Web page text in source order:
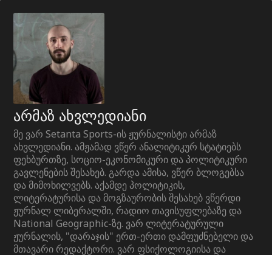
არმაზ ახვლედიანი
მე ვარ Setanta Sports-ის ჟურნალისტი არმაზ
ახვლედიანი. ამჟამად ვწერ ანალიტიკურ სტატიებს
ფეხბურთზე, სოციო-ეკონომიკური და პოლიტიკური
გავლენების შესახებ. გარდა ამისა, ვწერ ბლოგებსა
და მიმოხილვებს. აქამდე პოლიტიკის,
ლიტერატურისა და მოგზაურობის შესახებ ვწერდი
ჟურნალ ლიბერალში, რადიო თავისუფლებაზე და
National Geographic-ზე. ვარ ლიტერატურული
ჟურნალის, "დარაჯის" ერთ-ერთი დამფუძნებელი და
მთავარი რედაქტორი. ვარ ფსიქოლოგიისა და